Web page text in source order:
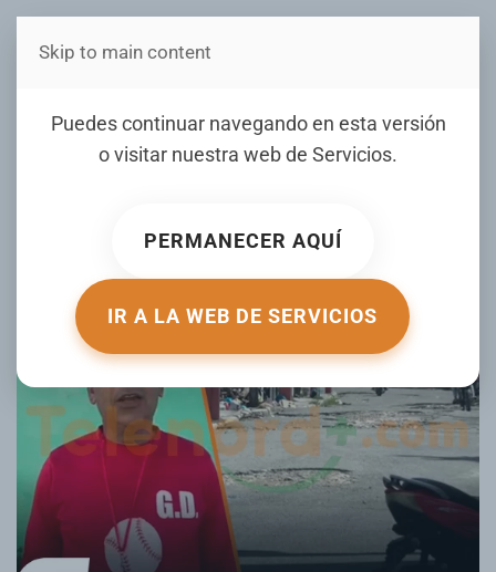
Estás en Telenord Medios
Puedes continuar navegando en esta versión
o visitar nuestra web de Servicios.
PERMANECER AQUÍ
IR A LA WEB DE SERVICIOS
Skip to main content
Denuncian mal estado de
calles en sectores de la
ESCRITO POR JOHANNY PAULINO EL 01 MAY 2026